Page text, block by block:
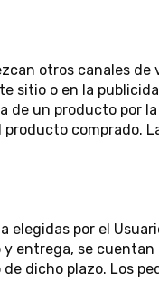
otros canales
o en la
un producto por
comprado.
por el
entrega, se
dicho plazo. Los